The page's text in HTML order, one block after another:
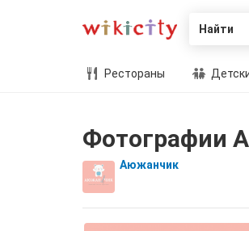
Найти
Рестораны
Фотографии
Аюжанчик